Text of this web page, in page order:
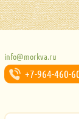
info@morkva.ru
+7-964-460-